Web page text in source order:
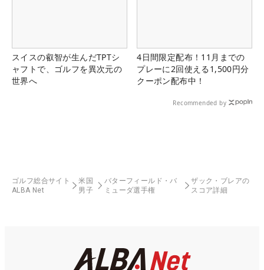
スイスの叡智が生んだTPTシ
ャフトで、ゴルフを異次元の
世界へ
4日間限定配布！11月までの
プレーに2回使える1,500円分
クーポン配布中！
Recommended by
ゴルフ総合サイト
ALBA Net
米国
男子
バターフィールド・バ
ミューダ選手権
ザック・ブレアの
スコア詳細